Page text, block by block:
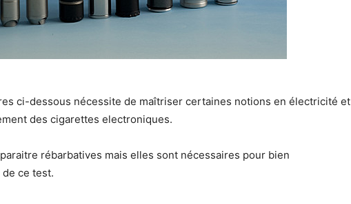
ci-dessous nécessite de maîtriser certaines notions en électricité et
des cigarettes electroniques.
rébarbatives mais elles sont nécessaires pour bien
ce test.